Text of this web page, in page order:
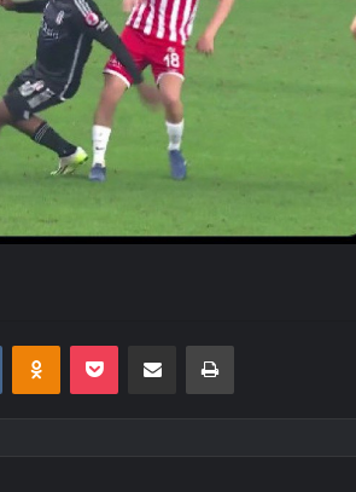
VKontakteOdnoklassniki
Pocket E-Posta ile paylaş Yazdır